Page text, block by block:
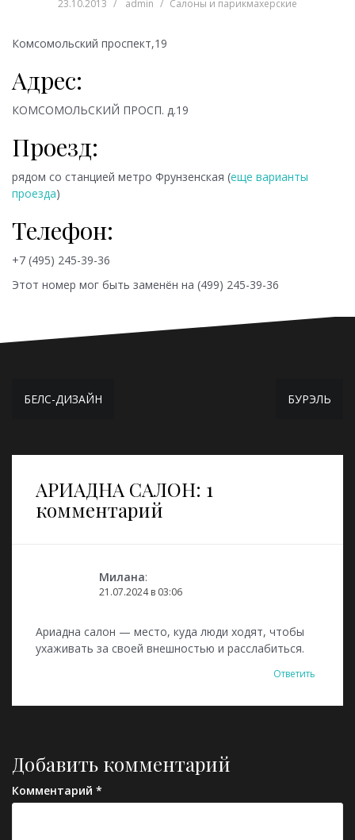
23.10.2013 admin Салоны и парикмахерские
Комсомольский проспект,19
Адрес:
КОМСОМОЛЬСКИЙ ПРОСП. д.19
Проезд:
рядом со станцией метро Фрунзенская (еще варианты
проезда)
Телефон:
+7 (495) 245-39-36
Этот номер мог быть заменён на (499) 245-39-36
Навигация
БЕЛС-ДИЗАЙН БУРЭЛЬ
АРИАДНА САЛОН: 1
комментарий
Милана:
21.07.2024 в 03:06
Ариадна салон — место, куда люди ходят, чтобы
ухаживать за своей внешностью и расслабиться.
Ответить
Добавить комментарий
Комментарий *